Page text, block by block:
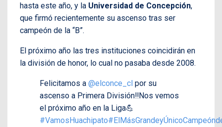
hasta este año, y la Universidad de Concepción,
que firmó recientemente su ascenso tras ser
campeón de la “B”.
El próximo año las tres instituciones coincidirán en
la división de honor, lo cual no pasaba desde 2008.
Felicitamos a @elconce_cl por su
ascenso a Primera División‼️Nos vemos
el próximo año en la Liga💪
#VamosHuachipato